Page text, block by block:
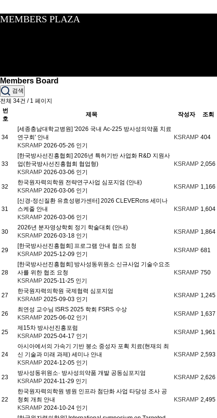
MEMBERS PLAZA
Members Board
검색
전체 34건 / 1 페이지
번
호
제목 작성자 조회
34
[세종충남대학교병원] '2026 국내 Ac-225 방사성의약품 치료
연구회' 안내
KSRAMP 2026-05-26 인기
KSRAMP 404
33
[한국방사선진흥협회] 2026년 특허기반 사업화 R&D 지원사
업(한국방사선진흥협회 협업형)
KSRAMP 2026-03-06 인기
KSRAMP 2,056
32
한국원자력의학원 전략연구사업 심포지엄 (안내)
KSRAMP 2026-03-06 인기
KSRAMP 1,166
31
[신경-정신질환 유효성평가센터] 2026 CLEVERcns 세미나
스케줄 안내
KSRAMP 2026-03-06 인기
KSRAMP 1,604
30
2026년 분자영상학회 정기 학술대회 (안내)
KSRAMP 2026-03-18 인기
KSRAMP 1,864
29
[한국방사선진흥협회] 프로그램 안내 협조 요청
KSRAMP 2025-12-09 인기
KSRAMP 681
28
[한국방사선진흥협회] 방사성동위원소 신규사업 기술수요조
사를 위한 협조 요청
KSRAMP 2025-11-25 인기
KSRAMP 750
27
한국원자력의학원 국제협력 심포지엄
KSRAMP 2025-09-03 인기
KSRAMP 1,245
26
최연성 교수님 ISRS 2025 학회 FSRS 수상
KSRAMP 2025-06-02 인기
KSRAMP 1,637
25
제15차 방사선진흥포럼
KSRAMP 2025-04-17 인기
KSRAMP 1,961
24
아시아에서의 가속기 기반 붕소 중성자 포획 치료(현재의 최
신 기술과 미래 과제) 세미나 안내
KSRAMP 2024-12-05 인기
KSRAMP 2,593
23
방사성동위원소· 방사성의약품 개발 공동심포지엄
KSRAMP 2024-11-29 인기
KSRAMP 2,626
22
한국원자력의학원 병원 인프라 첨단화 사업 타당성 조사 공
청회 개최 안내
KSRAMP 2024-10-24 인기
KSRAMP 2,495